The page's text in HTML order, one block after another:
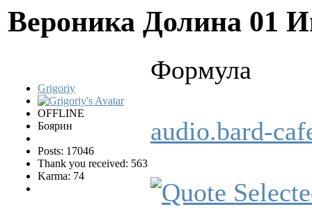
Вероника Долина 01
Grigoriy
OFFLINE
Боярин
Posts: 17046
Thank you received: 563
Karma: 74
Фоpмула
audio.bard-